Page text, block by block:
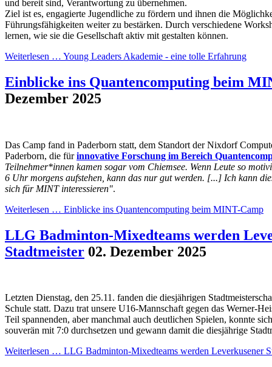
und bereit sind, Verantwortung zu übernehmen.
Ziel ist es, engagierte Jugendliche zu fördern und ihnen die
Führungsfähigkeiten weiter zu bestärken. Durch verschiedene
lernen, wie sie die Gesellschaft aktiv mit gestalten können.
Weiterlesen … Young Leaders Akademie - eine tolle Erfahrung
Einblicke ins Quantencomputing beim
Dezember 2025
Das Camp fand in Paderborn statt, dem Standort der Nixdorf
Paderborn, die fürinnovative Forschung im Bereich
Teilnehmer*innen kamen sogar vom Chiemsee. Wenn Leute so
6 Uhr morgens aufstehen, kann das nur gut werden. [...] Ich kann
sich für MINT interessieren".
Weiterlesen … Einblicke ins Quantencomputing beim MINT-Camp
LLG Badminton-Mixedteams werden
Stadtmeister 02. Dezember 2025
Letzten Dienstag, den 25.11. fanden die diesjährigen
Schule statt. Dazu trat unsere U16-Mannschaft gegen das Werner-
Teil spannenden, aber manchmal auch deutlichen Spielen, konnte
souverän mit 7:0 durchsetzen und gewann damit die diesjährige
Weiterlesen … LLG Badminton-Mixedteams werden Leverkusener